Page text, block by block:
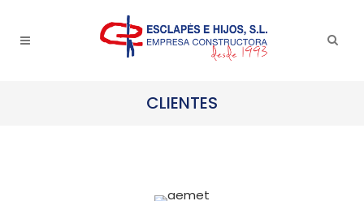
CLIENTES